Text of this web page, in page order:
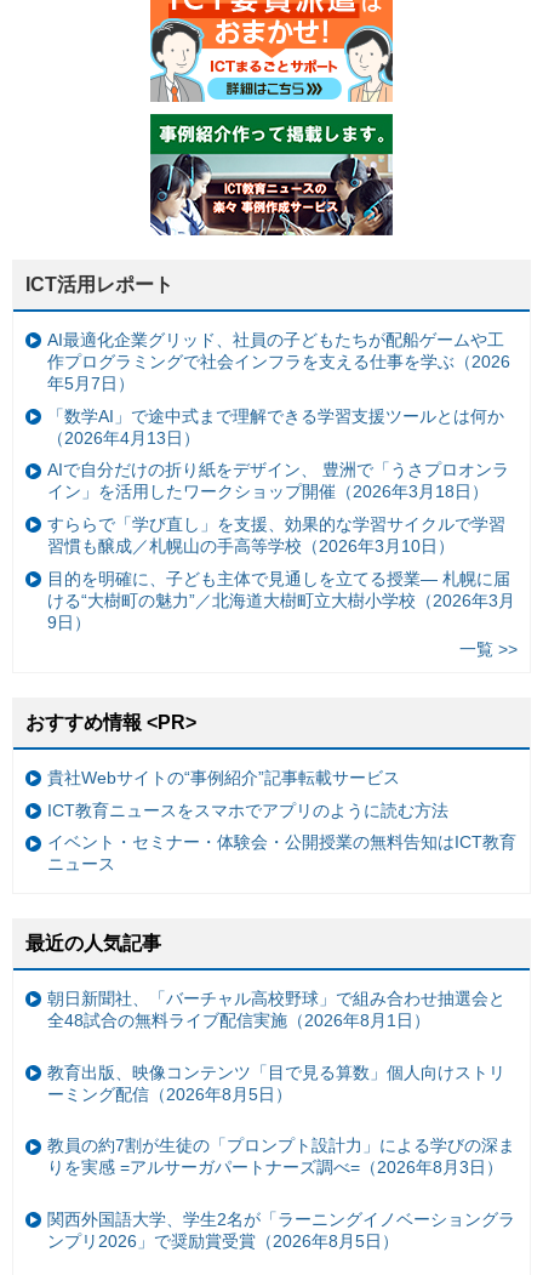
ICT活用レポート
AI最適化企業グリッド、社員の子どもたちが配船ゲームや工
作プログラミングで社会インフラを支える仕事を学ぶ（2026
年5月7日）
「数学AI」で途中式まで理解できる学習支援ツールとは何か
（2026年4月13日）
AIで自分だけの折り紙をデザイン、 豊洲で「うさプロオンラ
イン」を活用したワークショップ開催（2026年3月18日）
すららで「学び直し」を支援、効果的な学習サイクルで学習
習慣も醸成／札幌山の手高等学校（2026年3月10日）
目的を明確に、子ども主体で見通しを立てる授業— 札幌に届
ける“大樹町の魅力”／北海道大樹町立大樹小学校（2026年3月
9日）
一覧 >>
おすすめ情報 <PR>
貴社Webサイトの“事例紹介”記事転載サービス
ICT教育ニュースをスマホでアプリのように読む方法
イベント・セミナー・体験会・公開授業の無料告知はICT教育
ニュース
最近の人気記事
朝日新聞社、「バーチャル高校野球」で組み合わせ抽選会と
全48試合の無料ライブ配信実施（2026年8月1日）
教育出版、映像コンテンツ「目で見る算数」個人向けストリ
ーミング配信（2026年8月5日）
教員の約7割が生徒の「プロンプト設計力」による学びの深ま
りを実感 =アルサーガパートナーズ調べ=（2026年8月3日）
関西外国語大学、学生2名が「ラーニングイノベーショングラ
ンプリ2026」で奨励賞受賞（2026年8月5日）